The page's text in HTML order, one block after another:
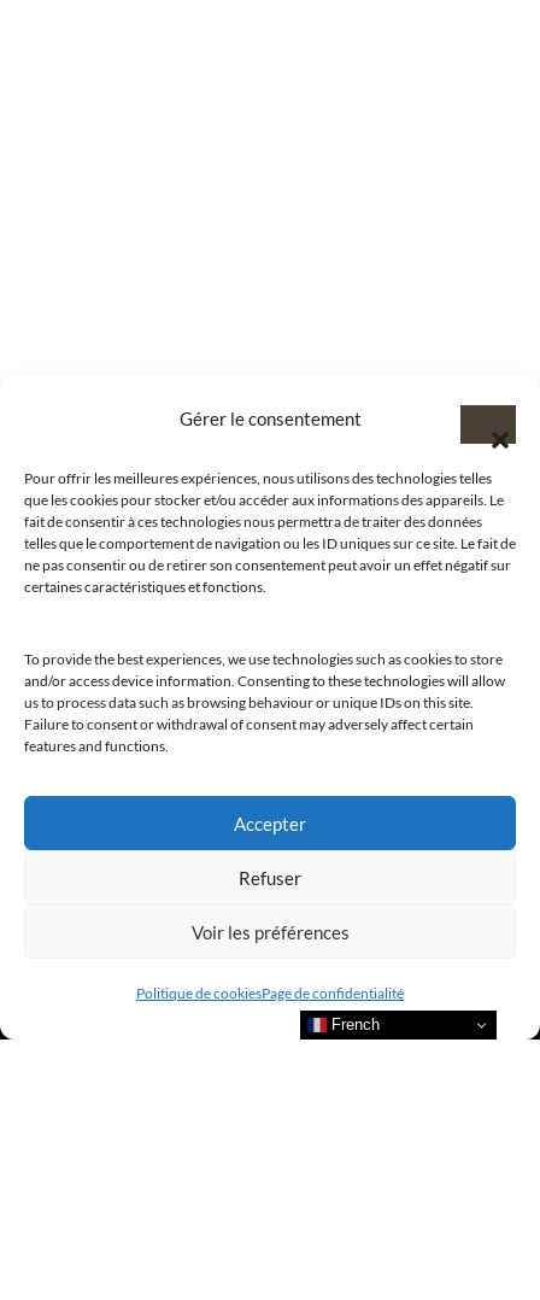
Gérer le consentement
Pour offrir les meilleures expériences, nous utilisons des technologies telles
que les cookies pour stocker et/ou accéder aux informations des appareils. Le
fait de consentir à ces technologies nous permettra de traiter des données
telles que le comportement de navigation ou les ID uniques sur ce site. Le fait de
ne pas consentir ou de retirer son consentement peut avoir un effet négatif sur
certaines caractéristiques et fonctions.
To provide the best experiences, we use technologies such as cookies to store
and/or access device information. Consenting to these technologies will allow
us to process data such as browsing behaviour or unique IDs on this site.
Failure to consent or withdrawal of consent may adversely affect certain
features and functions.
Accepter
Refuser
Voir les préférences
Politique de cookiesPage de confidentialité
@clubamilcar
French